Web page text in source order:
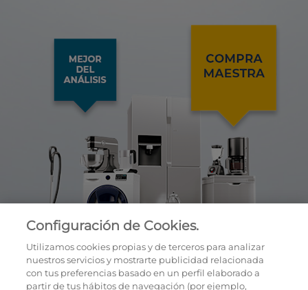
Configuración de Cookies.
Utilizamos cookies propias y de terceros para analizar
nuestros servicios y mostrarte publicidad relacionada
con tus preferencias basado en un perfil elaborado a
partir de tus hábitos de navegación (por ejemplo,